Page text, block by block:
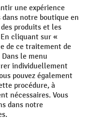
de cookies
delivery charges,
stocks. La remise ne
possible de le combiner
de réduction. | ² Une
inscription à la